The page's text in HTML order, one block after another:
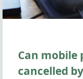
Can mobile
cancelled